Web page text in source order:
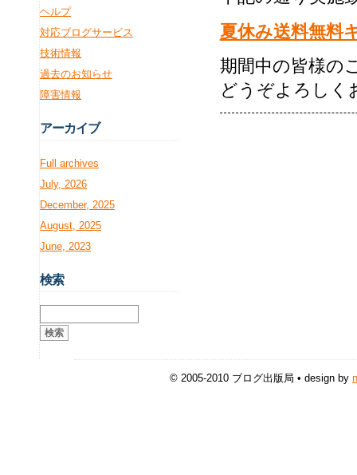
夏休み送料無料
期間中の皆様の
どうぞよろしく
ヘルプ
対応ブログサービス
技術情報
過去のお知らせ
障害情報
アーカイブ
Full archives
July, 2026
December, 2025
August, 2025
June, 2023
検索
© 2005-2010 ブログ出版局 • design by